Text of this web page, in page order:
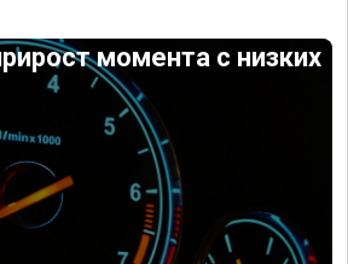
момента с низких